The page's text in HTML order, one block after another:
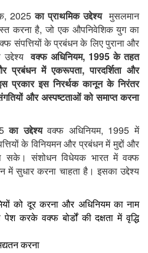
, 2025 का प्राथमिक उद्देश्य
मुसलमान
करना है,जो एक औपनिवेशिक युग का
संपत्तियों के प्रबंधन के लिए पुराना और
उद्देश्य वक्फ अधिनियम, 1995के तहत
प्रबंधन में एकरूपता,पारदर्शिता और
प्रकार इस निरर्थक कानून के निरंतर
और अस्पष्टताओं को समाप्त करना
का उद्देश्य वक्फ अधिनियम, 1995में
के विनियमन और प्रबंधन में मुद्दों और
सके। संशोधन विधेयक भारत में वक्फ
में सुधार करना चाहता है। इसका उद्देश्य
को दूर करना और अधिनियम का नाम
पेश करके वक्फ बोर्डों की दक्षता में वृद्धि
करना